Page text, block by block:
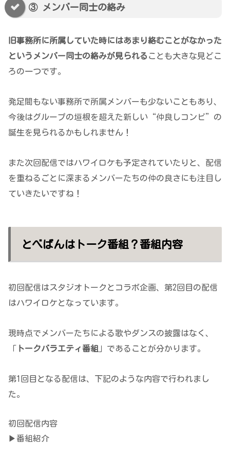
③ メンバー同士の絡み
旧事務所に所属していた時にはあまり絡むことがなかった
というメンバー同士の絡みが見られる ことも大きな見どこ
ろの一つです。
発足間もない事務所で所属メンバーも少ないこともあり、
今後はグループの垣根を超えた新しい“仲良しコンビ”の
誕生を見られるかもしれません！
また次回配信ではハワイロケも予定されていたりと、配信
を重ねるごとに深まるメンバーたちの仲の良さにも注目し
ていきたいですね！
とべばんはトーク番組？番組内容
初回配信はスタジオトークとコラボ企画、第2回目の配信
はハワイロケとなっています。
現時点でメンバーたちによる歌やダンスの披露はなく、
「
トークバラエティ番組 」であることが分かります。
第1回目となる配信は、下記のような内容で行われまし
た。
初回配信内容
▶番組紹介